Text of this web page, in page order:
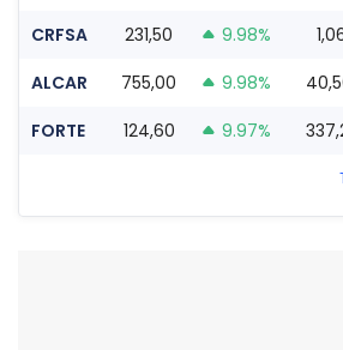
CRFSA
231,50 9.98%
ALCAR
755,00 9.98%
FORTE
124,60 9.97%